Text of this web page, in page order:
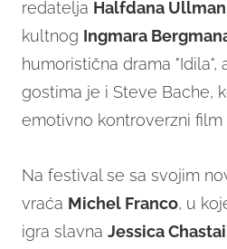
redatelja Halfdana
kultnog Ingmara
humoristična drama "Idila",
gostima je i Steve Bache,
emotivno kontroverzni film
Na festival se sa svojim
vraća Michel Franco, u
igra slavna Jessica